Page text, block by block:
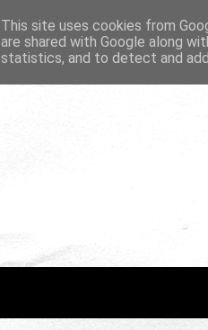
This site uses cookies from
are shared with Google along
statistics, and to detect and